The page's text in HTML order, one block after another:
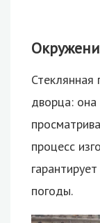
дворца: она
процесс
погоды.